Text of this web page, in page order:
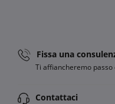
Fissa una
Ti affiancheremo passo
Contattaci